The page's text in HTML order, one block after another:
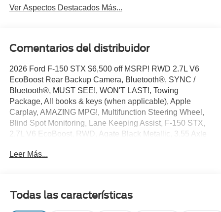
Ver Aspectos Destacados Más...
Comentarios del distribuidor
2026 Ford F-150 STX $6,500 off MSRP! RWD 2.7L V6
EcoBoost Rear Backup Camera, Bluetooth®, SYNC /
Bluetooth®, MUST SEE!, WON'T LAST!, Towing
Package, All books & keys (when applicable), Apple
Carplay, AMAZING MPG!, Multifunction Steering Wheel,
Blind Spot Monitoring, Lane Keeping Assist, F-150 STX,
2.7L V6 EcoBoost, RWD, Agate Black Metallic, 3.55 Axle
Conditioning, AM/FM radio: SiriusXM with 360L, Auto
Electronic Stability Control, Emergency communication
system: SYNC 4 911 Assist, Equipment Group 200B
Leer Más...
Todas las características